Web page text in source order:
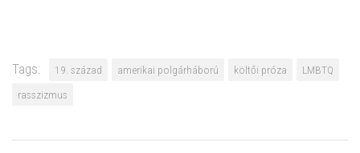
Tags: 19. század amerikai polgárháború költői próza
LMBTQ
rasszizmus